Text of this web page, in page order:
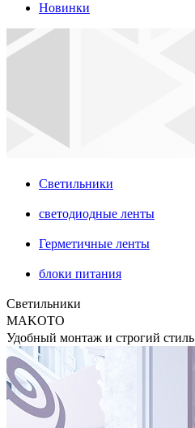
Новинки
Светильники
светодиодные ленты
Герметичные ленты
блоки питания
Светильники
MAKOTO
Удобный монтаж и строгий стиль